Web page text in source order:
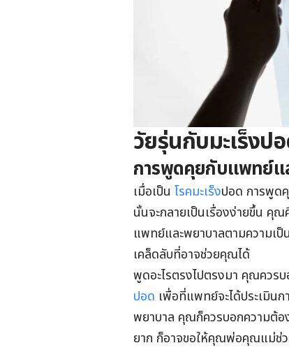
วัยรุ่นกับมะเร็ง
การพูดคุยกับแพทย์แ
เมื่อเป็น โรคมะเร็งปอด การพูด
นั้นจะกลายเป็นเรื่องง่ายขึ้น คุ
แพทย์และพยาบาลตามความเ
เคล็ดลับที่อาจช่วยคุณได้
พูดอะไรตรงไปตรงมา คุณควร
ปอด เพื่อที่แพทย์จะได้ประเมินก
พยาบาล คุณก็ควรบอกความต้อ
ยาก ก็อาจขอให้คุณพ่อคุณแม่ช่